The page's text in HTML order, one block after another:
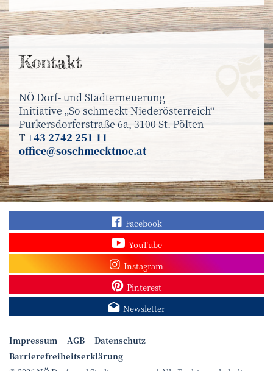
Kontakt
NÖ Dorf- und Stadterneuerung
Initiative „So schmeckt Niederösterreich“
Purkersdorferstraße 6a, 3100 St. Pölten
T+43 2742 251 11
office@soschmecktnoe.at
Finden Sie „So
Facebook
Sehen Sie mehr
YouTube
Besuchen Sie unser
Instagram
Sieh dir unsere Pins
Pinterest
Melden Sie sich zum
Newsletter
Impressum AGB
Datenschutz
Barrierefreiheitserklärung